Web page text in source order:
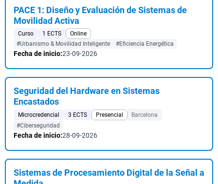
PACE 1: Diseño y Evaluación de Sistemas de
Movilidad Activa
Curso 1 ECTS
Online
#Urbanismo & Movilidad Inteligente
#Eficiencia Energética
Fecha de inicio:23-09-2026
Seguridad del Hardware en Sistemas
Encastados
Microcredencial 3 ECTS Presencial
Barcelona
#Ciberseguridad
Fecha de inicio:28-09-2026
Sistemas de Procesamiento Digital de la Señal a